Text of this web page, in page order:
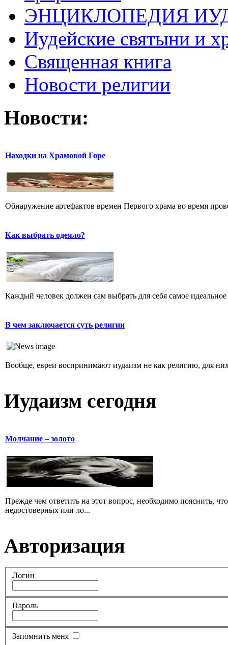
ЭНЦИКЛОПЕДИЯ
Иудейские святыни и
Священная книга
Новости религии
Новости:
Находки на Храмовой Горе
Обнаружение артефактов времен Первого храма во время
Как выбрать одеяло?
Каждый человек должен сам выбрать для себя самое
В чем заключается суть религии
Вообще, евреи воспринимают иудаизм не как религию, для
Иудаизм сегодня
Молчание – золото
Прежде чем ответить на этот вопрос, необходимо пояснить,
недостоверных или ло...
Авторизация
Логин
Пароль
Запомнить меня